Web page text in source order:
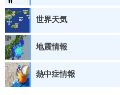
世界天気
地震情報
熱中症情報